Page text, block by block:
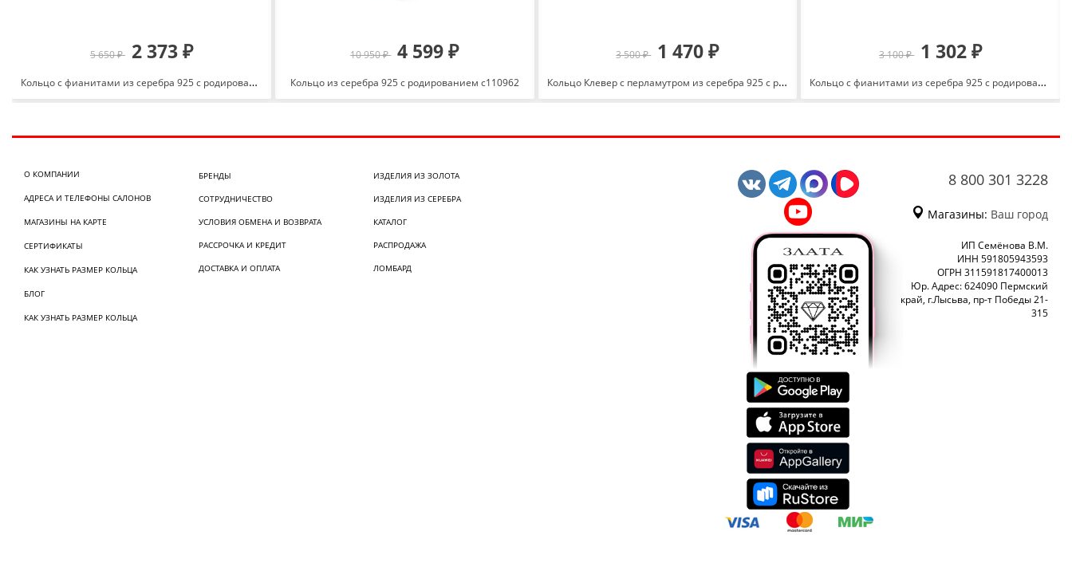
5 650 ₽ 2 373 ₽
Кольцо с фианитами из серебра 925 с родированием 01-0965РС
10 950 ₽ 4 599 ₽
Кольцо из серебра 925 с родированием с110962
3 500 ₽ 1 470 ₽
Кольцо Клевер с перламутром из серебра 925 с родированием И1-1008-23-63
3 100 ₽ 1 302 ₽
Кольцо с фианитами из серебра 925 с родированием 1010010104-1
О КОМПАНИИ
АДРЕСА И ТЕЛЕФОНЫ САЛОНОВ
МАГАЗИНЫ НА КАРТЕ
СЕРТИФИКАТЫ
КАК УЗНАТЬ РАЗМЕР КОЛЬЦА
БЛОГ
КАК УЗНАТЬ РАЗМЕР КОЛЬЦА
БРЕНДЫ
СОТРУДНИЧЕСТВО
УСЛОВИЯ ОБМЕНА И ВОЗВРАТА
РАССРОЧКА И КРЕДИТ
ДОСТАВКА И ОПЛАТА
ИЗДЕЛИЯ ИЗ ЗОЛОТА
ИЗДЕЛИЯ ИЗ СЕРЕБРА
КАТАЛОГ
РАСПРОДАЖА
ЛОМБАРД
8 800 301 3228
Магазины: Ваш город
ИП Семёнова В.М.
ИНН 591805943593
ОГРН 311591817400013
Юр. Адрес: 624090 Пермский
край, г.Лысьва, пр-т Победы 21-
315